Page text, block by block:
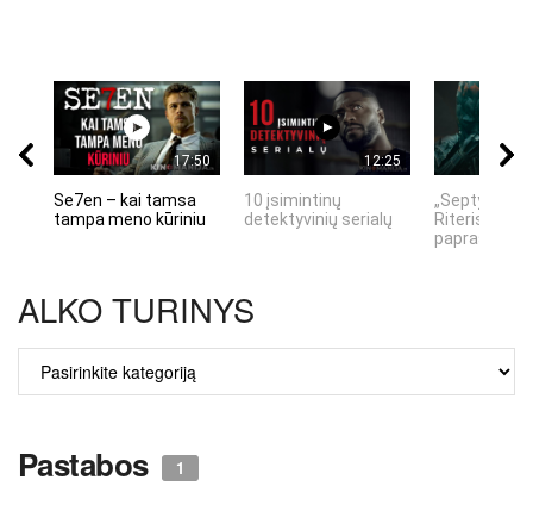
17:50
Se7en – kai tamsa
tampa meno kūriniu
12:25
10 įsimintinų
detektyvinių serialų
„Septynių
Riteris" – kai
ALKO TURINYS
TURINYS
Pastabos 1